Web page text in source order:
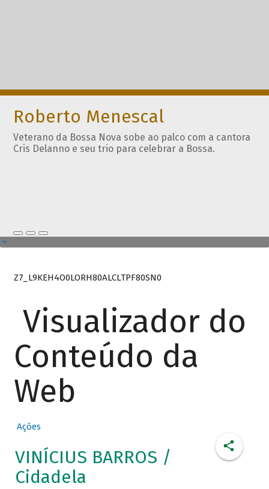
Roberto Menescal
Veterano da Bossa Nova sobe ao palco com a cantora
Cris Delanno e seu trio para celebrar a Bossa.
Z7_L9KEH4O0LORH80ALCLTPF80SN0
Visualizador do
Conteúdo da
Web
Ações
VINÍCIUS BARROS /
Cidadela